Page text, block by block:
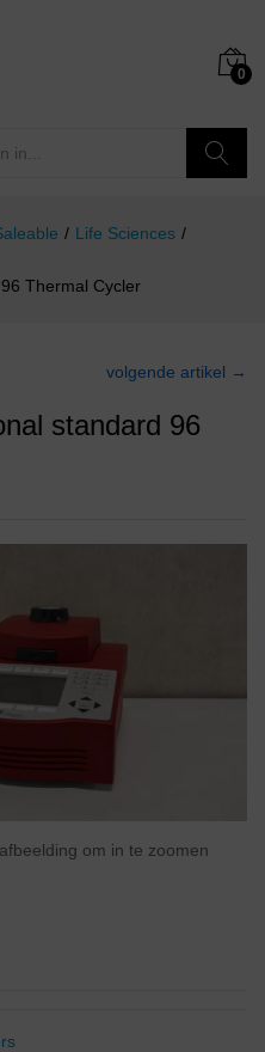
0
/ Life Sciences /
Thermal Cycler
volgende artikel →
standard 96
om in te zoomen